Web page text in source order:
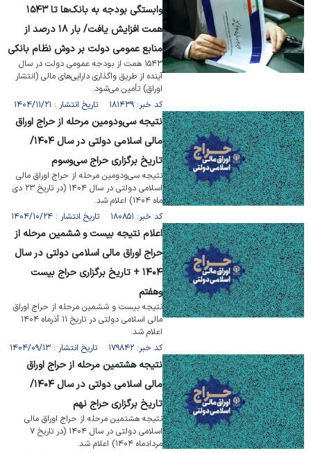
وابستگی بودجه به بانک‌ها تا ۱۵۴۳
همت افزایش یافت/ بار ۱۸ درصد از
منابع عمومی دولت بر دوش نظام بانکی
۱۵۴۳ همت از بودجه عمومی دولت در سال
آینده از طریق واگذاری دارایی‌های مالی (انتشار
اوراق) تأمین می‌شود.
کد خبر: ۱۸۱۴۳۹ تاریخ انتشار : ۱۴۰۴/۱۱/۲۱
نتیجه سی‌ودومین مرحله از حراج اوراق
مالی اسلامی دولتی در سال ۱۴۰۴/
تاریخ برگزاری حراج سی‌‎وسوم
نتیجه سی‌ودومین مرحله از حراج اوراق مالی
اسلامی دولتی در سال ۱۴۰۴ (در تاریخ ۲۳ دی
ماه ۱۴۰۴) اعلام شد.
کد خبر: ۱۸۰۸۵۱ تاریخ انتشار : ۱۴۰۴/۱۰/۲۴
اعلام نتیجه بیست ‎و ‎ششمین مرحله از
حراج اوراق مالی اسلامی دولتی در سال
۱۴۰۴ + تاریخ برگزاری حراج بیست
نتیجه بیست و ششمین مرحله از حراج اوراق
مالی اسلامی دولتی در تاریخ ۱۱ آذرماه ۱۴۰۴
اعلام شد.
کد خبر: ۱۷۹۸۴۲ تاریخ انتشار : ۱۴۰۴/۰۹/۱۳
نتیجه هشتمین مرحله از حراج اوراق
مالی اسلامی دولتی در سال ۱۴۰۴/
تاریخ برگزاری حراج نهم
نتیجه هشتمین مرحله از حراج اوراق مالی
اسلامی دولتی در سال ۱۴۰۴ (در تاریخ ۷
مردادماه ۱۴۰۴) اعلام شد.